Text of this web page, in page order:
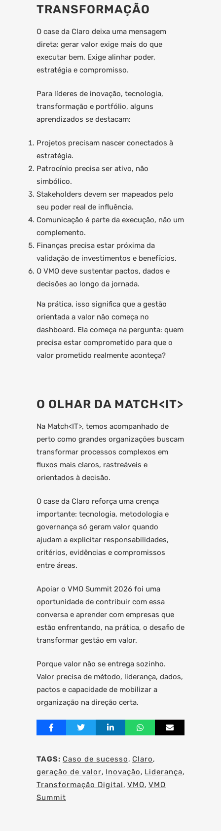
TRANSFORMAÇÃO
O case da Claro deixa uma mensagem
direta: gerar valor exige mais do que
executar bem. Exige alinhar poder,
estratégia e compromisso.
Para líderes de inovação, tecnologia,
transformação e portfólio, alguns
aprendizados se destacam:
Projetos precisam nascer conectados à
estratégia.
Patrocínio precisa ser ativo, não
simbólico.
Stakeholders devem ser mapeados pelo
seu poder real de influência.
Comunicação é parte da execução, não um
complemento.
Finanças precisa estar próxima da
validação de investimentos e benefícios.
O VMO deve sustentar pactos, dados e
decisões ao longo da jornada.
Na prática, isso significa que a gestão
orientada a valor não começa no
dashboard. Ela começa na pergunta: quem
precisa estar comprometido para que o
valor prometido realmente aconteça?
O OLHAR DA MATCH<IT>
Na Match<IT>, temos acompanhado de
perto como grandes organizações buscam
transformar processos complexos em
fluxos mais claros, rastreáveis e
orientados à decisão.
O case da Claro reforça uma crença
importante: tecnologia, metodologia e
governança só geram valor quando
ajudam a explicitar responsabilidades,
critérios, evidências e compromissos
entre áreas.
Apoiar o VMO Summit 2026 foi uma
oportunidade de contribuir com essa
conversa e aprender com empresas que
estão enfrentando, na prática, o desafio de
transformar gestão em valor.
Porque valor não se entrega sozinho.
Valor precisa de método, liderança, dados,
pactos e capacidade de mobilizar a
organização na direção certa.
TAGS: Caso de sucesso, Claro,
geração de valor, Inovação, Liderança,
Transformação Digital, VMO, VMO
Summit